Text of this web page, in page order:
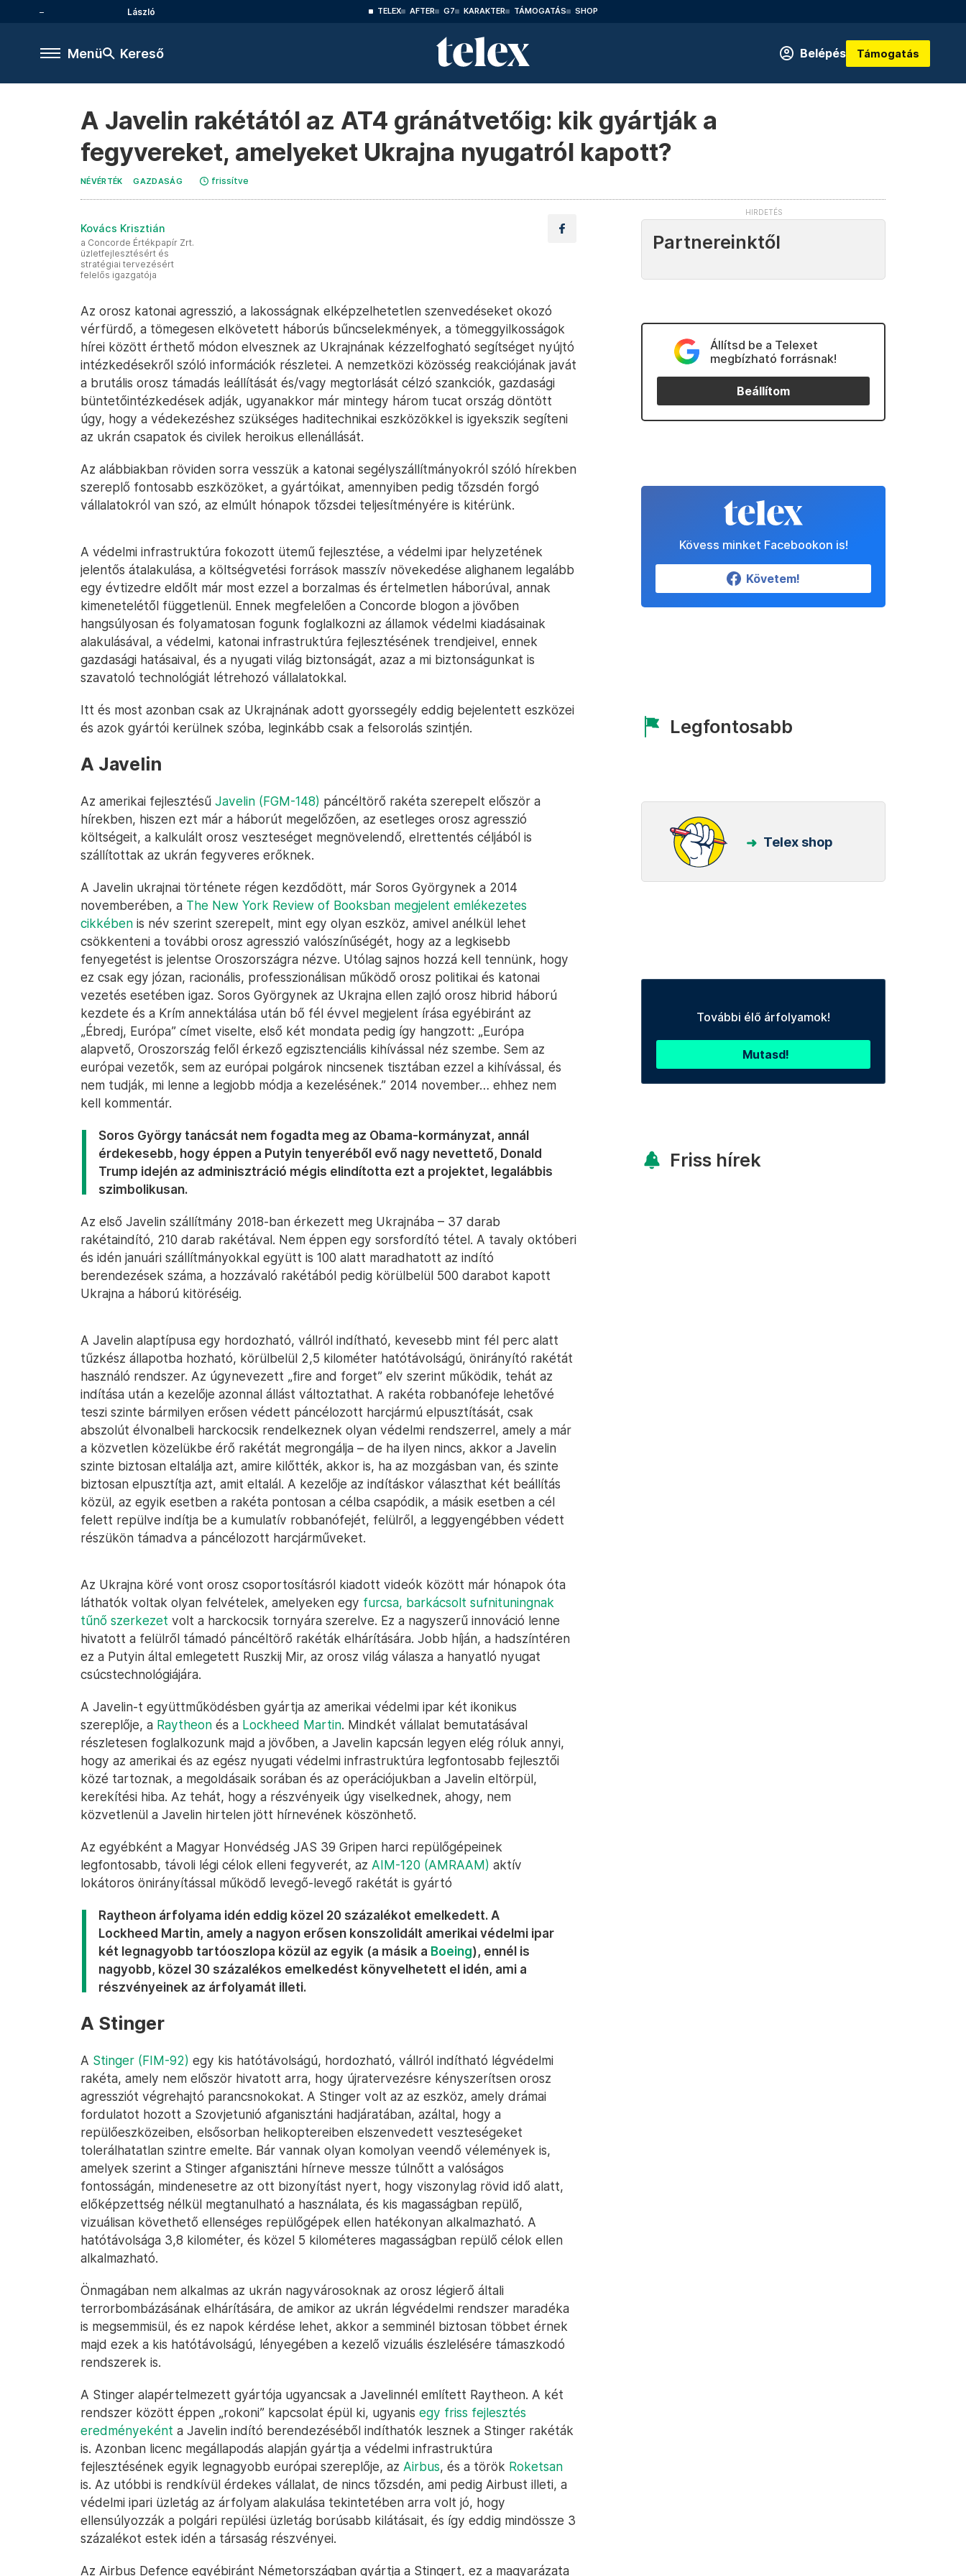
László TELEX AFTER G7 KARAKTER TÁMOGATÁS SHOP
Menü Kereső Belépés Támogatás
A Javelin rakétától az AT4 gránátvetőig: kik gyártják a
fegyvereket, amelyeket Ukrajna nyugatról kapott?
NÉVÉRTÉK GAZDASÁG frissítve
Kovács Krisztián
a Concorde Értékpapír Zrt.
üzletfejlesztésért és
stratégiai tervezésért
felelős igazgatója
Az orosz katonai agresszió, a lakosságnak elképzelhetetlen szenvedéseket okozó
vérfürdő, a tömegesen elkövetett háborús bűncselekmények, a tömeggyilkosságok
hírei között érthető módon elvesznek az Ukrajnának kézzelfogható segítséget nyújtó
intézkedésekről szóló információk részletei. A nemzetközi közösség reakciójának javát
a brutális orosz támadás leállítását és/vagy megtorlását célzó szankciók, gazdasági
büntetőintézkedések adják, ugyanakkor már mintegy három tucat ország döntött
úgy, hogy a védekezéshez szükséges haditechnikai eszközökkel is igyekszik segíteni
az ukrán csapatok és civilek heroikus ellenállását.
Az alábbiakban röviden sorra vesszük a katonai segélyszállítmányokról szóló hírekben
szereplő fontosabb eszközöket, a gyártóikat, amennyiben pedig tőzsdén forgó
vállalatokról van szó, az elmúlt hónapok tőzsdei teljesítményére is kitérünk.
A védelmi infrastruktúra fokozott ütemű fejlesztése, a védelmi ipar helyzetének
jelentős átalakulása, a költségvetési források masszív növekedése alighanem legalább
egy évtizedre eldőlt már most ezzel a borzalmas és értelmetlen háborúval, annak
kimenetelétől függetlenül. Ennek megfelelően a Concorde blogon a jövőben
hangsúlyosan és folyamatosan fogunk foglalkozni az államok védelmi kiadásainak
alakulásával, a védelmi, katonai infrastruktúra fejlesztésének trendjeivel, ennek
gazdasági hatásaival, és a nyugati világ biztonságát, azaz a mi biztonságunkat is
szavatoló technológiát létrehozó vállalatokkal.
Itt és most azonban csak az Ukrajnának adott gyorssegély eddig bejelentett eszközei
és azok gyártói kerülnek szóba, leginkább csak a felsorolás szintjén.
A Javelin
Az amerikai fejlesztésű Javelin (FGM-148) páncéltörő rakéta szerepelt először a
hírekben, hiszen ezt már a háborút megelőzően, az esetleges orosz agresszió
költségeit, a kalkulált orosz veszteséget megnövelendő, elrettentés céljából is
szállítottak az ukrán fegyveres erőknek.
A Javelin ukrajnai története régen kezdődött, már Soros Györgynek a 2014
novemberében, a The New York Review of Booksban megjelent emlékezetes
cikkében is név szerint szerepelt, mint egy olyan eszköz, amivel anélkül lehet
csökkenteni a további orosz agresszió valószínűségét, hogy az a legkisebb
fenyegetést is jelentse Oroszországra nézve. Utólag sajnos hozzá kell tennünk, hogy
ez csak egy józan, racionális, professzionálisan működő orosz politikai és katonai
vezetés esetében igaz. Soros Györgynek az Ukrajna ellen zajló orosz hibrid háború
kezdete és a Krím annektálása után bő fél évvel megjelent írása egyébiránt az
„Ébredj, Európa” címet viselte, első két mondata pedig így hangzott: „Európa
alapvető, Oroszország felől érkező egzisztenciális kihívással néz szembe. Sem az
európai vezetők, sem az európai polgárok nincsenek tisztában ezzel a kihívással, és
nem tudják, mi lenne a legjobb módja a kezelésének.” 2014 november… ehhez nem
kell kommentár.
Soros György tanácsát nem fogadta meg az Obama-kormányzat, annál
érdekesebb, hogy éppen a Putyin tenyeréből evő nagy nevettető, Donald
Trump idején az adminisztráció mégis elindította ezt a projektet, legalábbis
szimbolikusan.
Az első Javelin szállítmány 2018-ban érkezett meg Ukrajnába – 37 darab
rakétaindító, 210 darab rakétával. Nem éppen egy sorsfordító tétel. A tavaly októberi
és idén januári szállítmányokkal együtt is 100 alatt maradhatott az indító
berendezések száma, a hozzávaló rakétából pedig körülbelül 500 darabot kapott
Ukrajna a háború kitöréséig.
A Javelin alaptípusa egy hordozható, vállról indítható, kevesebb mint fél perc alatt
tűzkész állapotba hozható, körülbelül 2,5 kilométer hatótávolságú, önirányító rakétát
használó rendszer. Az úgynevezett „fire and forget” elv szerint működik, tehát az
indítása után a kezelője azonnal állást változtathat. A rakéta robbanófeje lehetővé
teszi szinte bármilyen erősen védett páncélozott harcjármú elpusztítását, csak
abszolút élvonalbeli harckocsik rendelkeznek olyan védelmi rendszerrel, amely a már
a közvetlen közelükbe érő rakétát megrongálja – de ha ilyen nincs, akkor a Javelin
szinte biztosan eltalálja azt, amire kilőtték, akkor is, ha az mozgásban van, és szinte
biztosan elpusztítja azt, amit eltalál. A kezelője az indításkor választhat két beállítás
közül, az egyik esetben a rakéta pontosan a célba csapódik, a másik esetben a cél
felett repülve indítja be a kumulatív robbanófejét, felülről, a leggyengébben védett
részükön támadva a páncélozott harcjárműveket.
Az Ukrajna köré vont orosz csoportosításról kiadott videók között már hónapok óta
láthatók voltak olyan felvételek, amelyeken egy furcsa, barkácsolt sufnituningnak
tűnő szerkezet volt a harckocsik tornyára szerelve. Ez a nagyszerű innováció lenne
hivatott a felülről támadó páncéltörő rakéták elhárítására. Jobb híján, a hadszíntéren
ez a Putyin által emlegetett Ruszkij Mir, az orosz világ válasza a hanyatló nyugat
csúcstechnológiájára.
A Javelin-t együttműködésben gyártja az amerikai védelmi ipar két ikonikus
szereplője, a Raytheon és a Lockheed Martin. Mindkét vállalat bemutatásával
részletesen foglalkozunk majd a jövőben, a Javelin kapcsán legyen elég róluk annyi,
hogy az amerikai és az egész nyugati védelmi infrastruktúra legfontosabb fejlesztői
közé tartoznak, a megoldásaik sorában és az operációjukban a Javelin eltörpül,
kerekítési hiba. Az tehát, hogy a részvényeik úgy viselkednek, ahogy, nem
közvetlenül a Javelin hirtelen jött hírnevének köszönhető.
Az egyébként a Magyar Honvédség JAS 39 Gripen harci repülőgépeinek
legfontosabb, távoli légi célok elleni fegyverét, az AIM-120 (AMRAAM) aktív
lokátoros önirányítással működő levegő-levegő rakétát is gyártó
Raytheon árfolyama idén eddig közel 20 százalékot emelkedett. A
Lockheed Martin, amely a nagyon erősen konszolidált amerikai védelmi ipar
két legnagyobb tartóoszlopa közül az egyik (a másik a Boeing), ennél is
nagyobb, közel 30 százalékos emelkedést könyvelhetett el idén, ami a
részvényeinek az árfolyamát illeti.
A Stinger
A Stinger (FIM-92) egy kis hatótávolságú, hordozható, vállról indítható légvédelmi
rakéta, amely nem először hivatott arra, hogy újratervezésre kényszerítsen orosz
agressziót végrehajtó parancsnokokat. A Stinger volt az az eszköz, amely drámai
fordulatot hozott a Szovjetunió afganisztáni hadjáratában, azáltal, hogy a
repülőeszközeiben, elsősorban helikoptereiben elszenvedett veszteségeket
tolerálhatatlan szintre emelte. Bár vannak olyan komolyan veendő vélemények is,
amelyek szerint a Stinger afganisztáni hírneve messze túlnőtt a valóságos
fontosságán, mindenesetre az ott bizonyítást nyert, hogy viszonylag rövid idő alatt,
előképzettség nélkül megtanulható a használata, és kis magasságban repülő,
vizuálisan követhető ellenséges repülőgépek ellen hatékonyan alkalmazható. A
hatótávolsága 3,8 kilométer, és közel 5 kilométeres magasságban repülő célok ellen
alkalmazható.
Önmagában nem alkalmas az ukrán nagyvárosoknak az orosz légierő általi
terrorbombázásának elhárítására, de amikor az ukrán légvédelmi rendszer maradéka
is megsemmisül, és ez napok kérdése lehet, akkor a semminél biztosan többet érnek
majd ezek a kis hatótávolságú, lényegében a kezelő vizuális észlelésére támaszkodó
rendszerek is.
A Stinger alapértelmezett gyártója ugyancsak a Javelinnél említett Raytheon. A két
rendszer között éppen „rokoni” kapcsolat épül ki, ugyanis egy friss fejlesztés
eredményeként a Javelin indító berendezéséből indíthatók lesznek a Stinger rakéták
is. Azonban licenc megállapodás alapján gyártja a védelmi infrastruktúra
fejlesztésének egyik legnagyobb európai szereplője, az Airbus, és a török Roketsan
is. Az utóbbi is rendkívül érdekes vállalat, de nincs tőzsdén, ami pedig Airbust illeti, a
védelmi ipari üzletág az árfolyam alakulása tekintetében arra volt jó, hogy
ellensúlyozzák a polgári repülési üzletág borúsabb kilátásait, és így eddig mindössze 3
százalékot estek idén a társaság részvényei.
Az Airbus Defence egyébiránt Németországban gyártja a Stingert, ez a magyarázata
Partnereinktől
Állítsd be a Telexet
megbízható forrásnak!
Beállítom
Kövess minket Facebookon is!
Követem!
Legfontosabb
Telex shop
További élő árfolyamok!
Mutasd!
Friss hírek